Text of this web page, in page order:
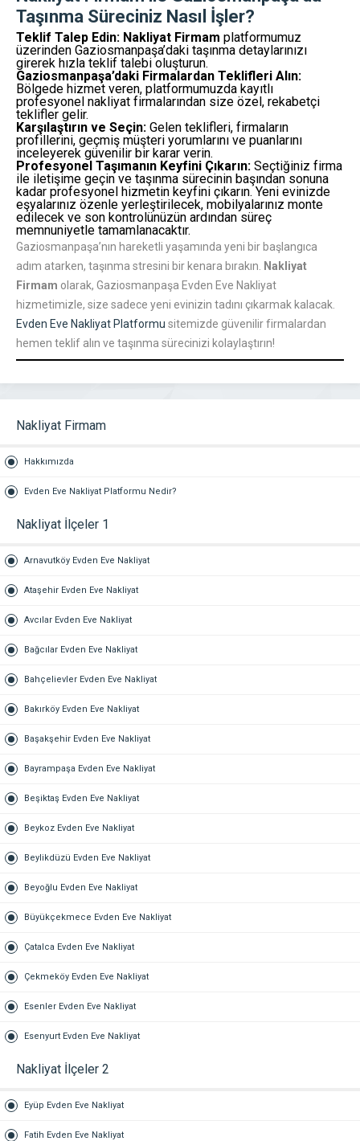
Taşınma Süreciniz Nasıl İşler?
Teklif Talep Edin: Nakliyat Firmam platformumuz
üzerinden Gaziosmanpaşa’daki taşınma detaylarınızı
girerek hızla teklif talebi oluşturun.
Gaziosmanpaşa’daki Firmalardan Teklifleri Alın:
Bölgede hizmet veren, platformumuzda kayıtlı
profesyonel nakliyat firmalarından size özel, rekabetçi
teklifler gelir.
Karşılaştırın ve Seçin: Gelen teklifleri, firmaların
profillerini, geçmiş müşteri yorumlarını ve puanlarını
inceleyerek güvenilir bir karar verin.
Profesyonel Taşımanın Keyfini Çıkarın: Seçtiğiniz firma
ile iletişime geçin ve taşınma sürecinin başından sonuna
kadar profesyonel hizmetin keyfini çıkarın. Yeni evinizde
eşyalarınız özenle yerleştirilecek, mobilyalarınız monte
edilecek ve son kontrolünüzün ardından süreç
memnuniyetle tamamlanacaktır.
Gaziosmanpaşa’nın hareketli yaşamında yeni bir başlangıca
adım atarken, taşınma stresini bir kenara bırakın.
Nakliyat
Firmam olarak, Gaziosmanpaşa Evden Eve Nakliyat
hizmetimizle, size sadece yeni evinizin tadını çıkarmak kalacak.
Evden Eve Nakliyat Platformu sitemizde güvenilir firmalardan
hemen teklif alın ve taşınma sürecinizi kolaylaştırın!
Nakliyat Firmam
Hakkımızda
Evden Eve Nakliyat Platformu Nedir?
Nakliyat İlçeler 1
Arnavutköy Evden Eve Nakliyat
Ataşehir Evden Eve Nakliyat
Avcılar Evden Eve Nakliyat
Bağcılar Evden Eve Nakliyat
Bahçelievler Evden Eve Nakliyat
Bakırköy Evden Eve Nakliyat
Başakşehir Evden Eve Nakliyat
Bayrampaşa Evden Eve Nakliyat
Beşiktaş Evden Eve Nakliyat
Beykoz Evden Eve Nakliyat
Beylikdüzü Evden Eve Nakliyat
Beyoğlu Evden Eve Nakliyat
Büyükçekmece Evden Eve Nakliyat
Çatalca Evden Eve Nakliyat
Çekmeköy Evden Eve Nakliyat
Esenler Evden Eve Nakliyat
Esenyurt Evden Eve Nakliyat
Nakliyat İlçeler 2
Eyüp Evden Eve Nakliyat
Fatih Evden Eve Nakliyat